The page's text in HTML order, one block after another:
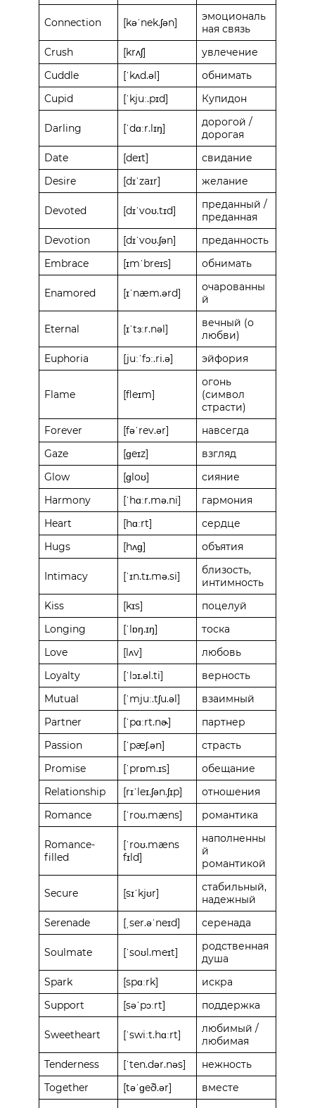
Connection [kəˈnek.ʃən]
эмоциональ
ная связь
Crush
[krʌʃ]
увлечение
Cuddle
[ˈkʌd.əl]
обнимать
Cupid
[ˈkjuː.pɪd] Купидон
Darling [ˈdɑːr.lɪŋ]
дорогой /
дорогая
Date
[deɪt]
свидание
Desire
[dɪˈzaɪr] желание
Devoted [dɪˈvoʊ.tɪd]
преданный /
преданная
Devotion
[dɪˈvoʊ.ʃən]
преданность
Embrace
[ɪmˈbreɪs] обнимать
Enamored [ɪˈnæm.ərd]
очарованны
й
Eternal [ɪˈtɜːr.nəl]
вечный (о
любви)
Euphoria
[juːˈfɔː.ri.ə] эйфория
Flame [fleɪm]
огонь
(символ
страсти)
Forever
[fəˈrev.ər]
навсегда
Gaze
[ɡeɪz]
взгляд
Glow
[ɡloʊ]
сияние
Harmony
[ˈhɑːr.mə.ni]
гармония
Heart
[hɑːrt]
сердце
Hugs
[hʌɡ] объятия
Intimacy [ˈɪn.tɪ.mə.si]
близость,
интимность
Kiss
[kɪs]
поцелуй
Longing
[ˈlɒŋ.ɪŋ]
тоска
Love
[lʌv]
любовь
Loyalty
[ˈlɔɪ.əl.ti]
верность
Mutual
[ˈmjuː.tʃu.əl]
взаимный
Partner
[ˈpɑːrt.nɚ]
партнер
Passion
[ˈpæʃ.ən]
страсть
Promise
[ˈprɒm.ɪs]
обещание
Relationship
[rɪˈleɪ.ʃən.ʃɪp]
отношения
Romance
[ˈroʊ.mæns] романтика
Romance-
filled
[ˈroʊ.mæns
fɪld]
наполненны
й
романтикой
Secure [sɪˈkjʊr]
стабильный,
надежный
Serenade
[ˌser.əˈneɪd] серенада
Soulmate [ˈsoʊl.meɪt]
родственная
душа
Spark
[spɑːrk]
искра
Support
[səˈpɔːrt] поддержка
Sweetheart [ˈswiːt.hɑːrt]
любимый /
любимая
Tenderness
[ˈten.dər.nəs]
нежность
Together
[təˈɡeð.ər]
вместе